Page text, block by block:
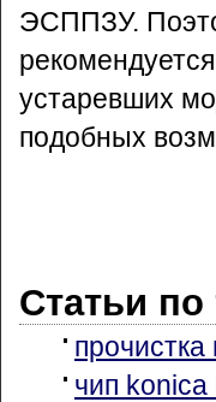
ЭСППЗУ.
устаревших
подобных
Статьи по
чип